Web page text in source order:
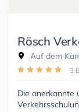
Rösch
Auf dem
3
Die anerkannte